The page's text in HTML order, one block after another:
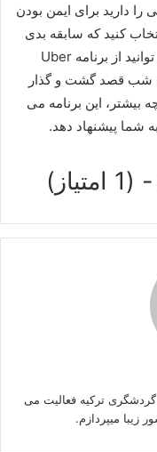
دارید برای ایمن بودن
کنید که سابقه بدی
نداشته باشد. برای انجام این کار می توانید از برنامه Uber
شب قصد گشت و گذار
بیشتر، این برنامه می
شما پیشنهاد دهد.
گردشگری ترکیه فعالیت می
زیبا میپردازم.